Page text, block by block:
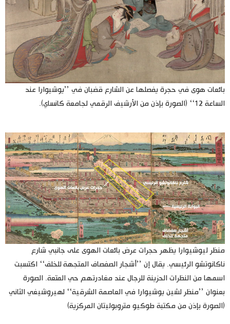
بائعات هوى في حجرة يفصلها عن الشارع قضبان في ’’يوشيوارا عند
الساعة 12‘‘ (الصورة بإذن من الأرشيف الرقمي لجامعة كانساي).
منظر ليوشيوارا يظهر حجرات عرض بائعات الهوى على جانبي شارع
ناكانوتشو الرئيسي. يقال إن ’’أشجار الصفصاف المتجهة للخلف‘‘ اكتسبت
اسمها من النظرات الحزينة للرجال عند مغادرتهم حي المتعة. الصورة
بعنوان ’’منظر لشين يوشيوارا في العاصمة الشرقية‘‘ لهيروشيغي الثاني
(الصورة بإذن من مكتبة طوكيو متروبوليتان المركزية)